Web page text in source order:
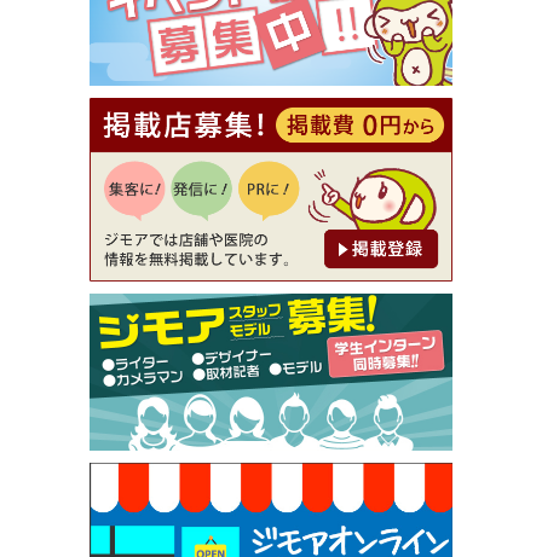
[有効期限]2026年9月30日
【ジモア読者特典2】コース 3,500円→3,000円（料
理5品+2時間飲み放題）（創作イタリアン Pia Cu
ore（ピアクオーレ））
[有効期限]2026年9月30日
【ジモア読者特典1】料理全品20％OFF ※18時以
降（創作イタリアン Pia Cuore（ピアクオーレ））
[有効期限]2026年9月30日
【ジモア限定②】初回割引 特価 鼻毛脱毛 半額 2,2
00円⇒1,100円（メンズ専門ワックス脱毛サロン Mi
ckle（ミックル））
[有効期限]2026年9月30日
【ジモア限定特典①】まつ毛カール 3,850円→ 2,7
50円（Premiere（プルミエール））
[有効期限]2026年9月30日
焼き餃子 一皿サービス（餃子酒場たっちゃん 西
早稲田店）
[有効期限]2026年9月30日